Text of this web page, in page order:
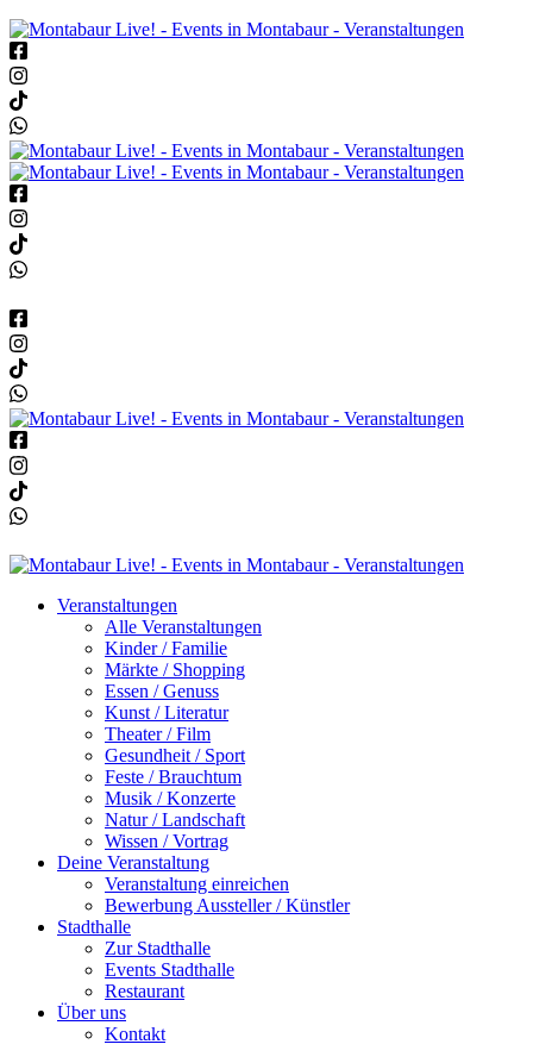
Veranstaltungen
Alle Veranstaltungen
Kinder / Familie
Märkte / Shopping
Essen / Genuss
Kunst / Literatur
Theater / Film
Gesundheit / Sport
Feste / Brauchtum
Musik / Konzerte
Natur / Landschaft
Wissen / Vortrag
Deine Veranstaltung
Veranstaltung einreichen
Bewerbung Aussteller / Künstler
Stadthalle
Zur Stadthalle
Events Stadthalle
Restaurant
Über uns
Kontakt